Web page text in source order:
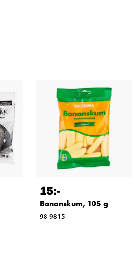
15:-
Bananskum, 105 g
98-9815